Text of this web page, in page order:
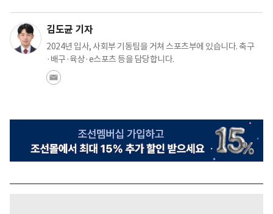
김도균 기자
2024년 입사, 사회부 기동팀을 거쳐 스포츠부에 있습니다. 축구
·배구·육상·e스포츠 등을 담당합니다.